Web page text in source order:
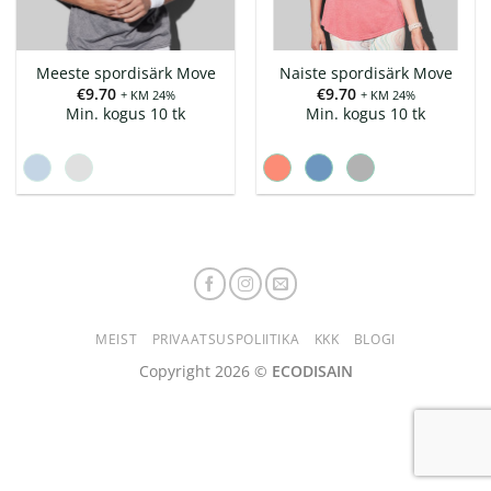
Meeste spordisärk Move
€9.70 + KM 24%
Min. kogus 10 tk
Naiste spordisärk Move
€9.70 + KM 24%
Min. kogus 10 tk
MEIST PRIVAATSUSPOLIITIKA KKK BLOGI
Copyright 2026 © ECODISAIN